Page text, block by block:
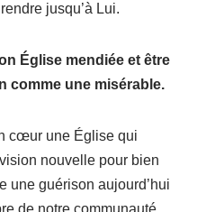
jusqu’à Lui.
Église mendiée et être
comme une misérable.
cœur une Église qui
nouvelle pour bien
une guérison aujourd’hui
de notre communauté